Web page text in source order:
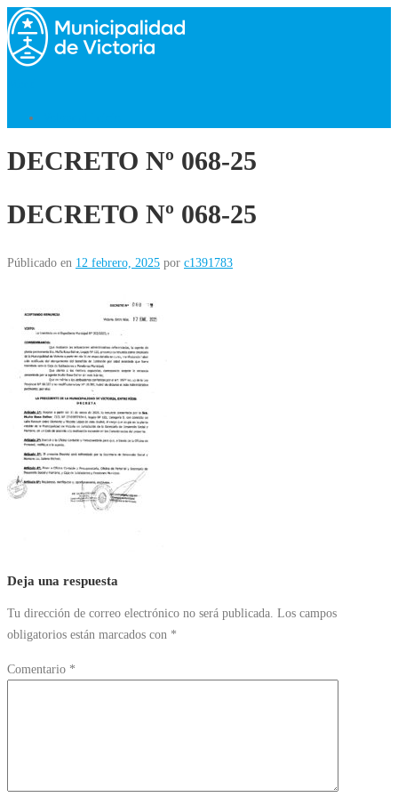
Saltar
al
contenido
DECRETO Nº 068-25
DECRETO Nº 068-25
Públicado en 12 febrero, 2025 por c1391783
Deja una respuesta
Tu dirección de correo electrónico no será publicada. Los campos
obligatorios están marcados con *
Comentario *